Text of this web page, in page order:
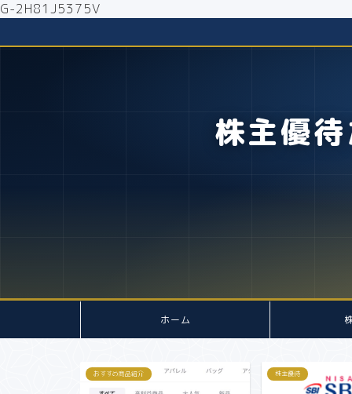
G-2H81J5375V
株主優
ホーム
おすすめ商品紹介 株主優待